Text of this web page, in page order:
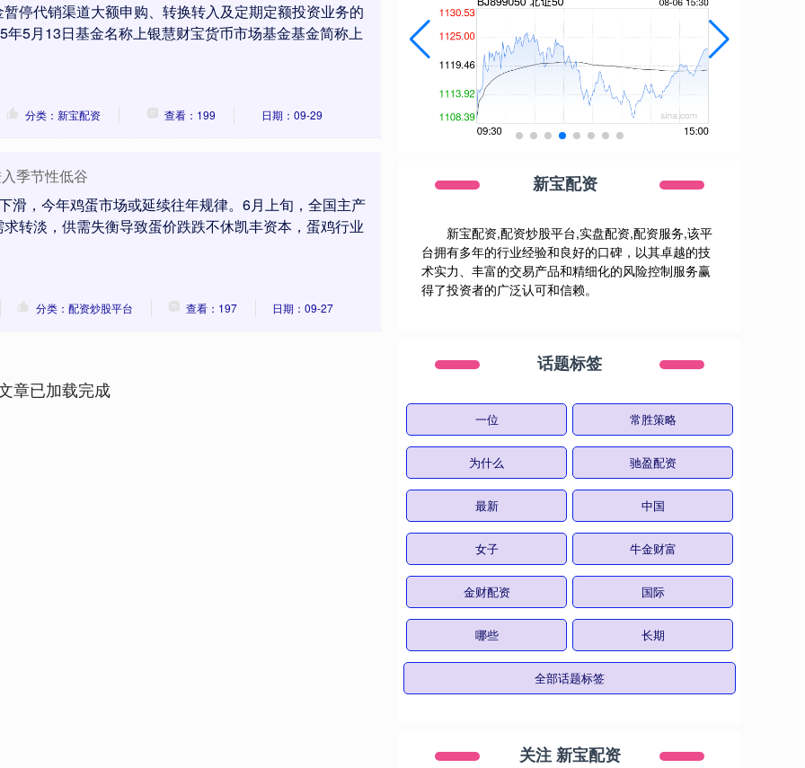
停代销渠道大额申购、转换转入及定期定额投资业务的
年5月13日基金名称上银慧财宝货币市场基金基金简称上
分类：新宝配资 查看：199 日期：09-29
季节性低谷
滑，今年鸡蛋市场或延续往年规律。6月上旬，全国主产
转淡，供需失衡导致蛋价跌跌不休凯丰资本，蛋鸡行业
分类：配资炒股平台 查看：197 日期：09-27
章已加载完成
新宝配资
新宝配资,配资炒股平台,实盘配资,配资服务,该平
台拥有多年的行业经验和良好的口碑，以其卓越的技
术实力、丰富的交易产品和精细化的风险控制服务赢
得了投资者的广泛认可和信赖。
话题标签
一位 常胜策略
为什么 驰盈配资
最新 中国
女子 牛金财富
金财配资 国际
哪些 长期
全部话题标签
关注 新宝配资